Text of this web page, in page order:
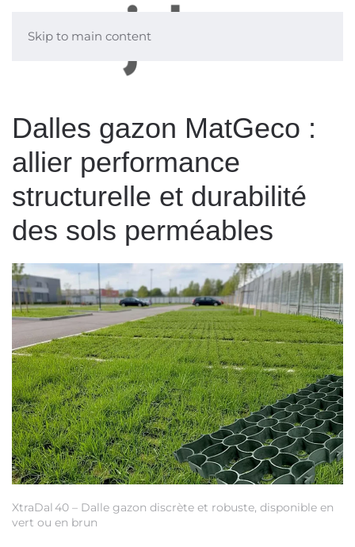
Skip to main content
Dalles gazon MatGeco :
allier performance
structurelle et durabilité
des sols perméables
XtraDal 40 – Dalle gazon discrète et robuste, disponible en
vert ou en brun